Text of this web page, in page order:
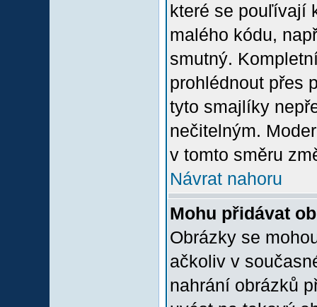
které se pouľívají
malého kódu,
smutný.
prohlédnout přes
tyto smajlíky
nečitelným.
v tomto směru
Návrat nahoru
Mohu přidávat
Obrázky se
ačkoliv v
nahrání obrázků